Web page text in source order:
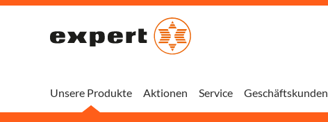
Unsere Produkte Aktionen Service Geschäftskunden